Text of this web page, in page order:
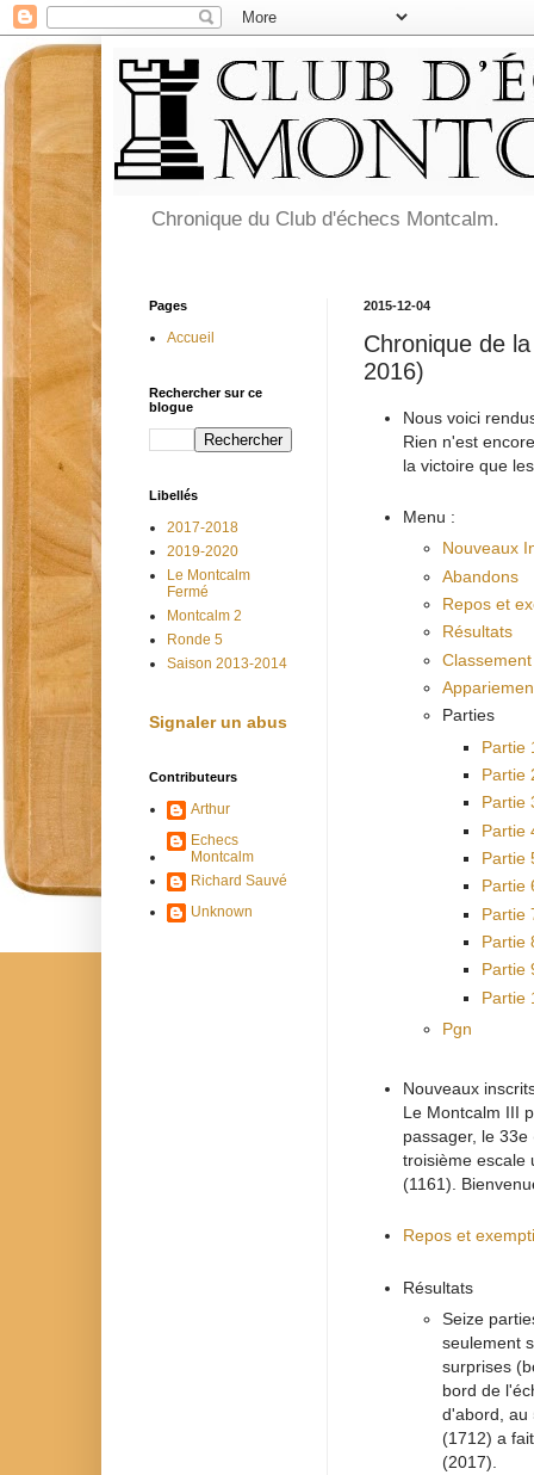
Chronique du Club d'échecs Montcalm.
2015-12-04
Chronique de
2016)
Nous voici
Rien n'est
la victoire que
Menu :
Nouveaux
Abandons
Repos et
Résultats
Classement
Parties
Partie
Partie
Partie
Partie
Partie
Partie
Partie
Partie
Partie
Partie
Pgn
Nouveaux
Le Montcalm III
passager, le
troisième escale
(1161).
Repos et
Résultats
Seize
seulement
surprises
bord de
d'abord, au
(1712) a
(2017).
Pages
Accueil
Rechercher sur ce
blogue
Libellés
2017-2018
2019-2020
Le Montcalm
Fermé
Montcalm 2
Ronde 5
Saison 2013-2014
Signaler un abus
Contributeurs
Arthur
Echecs
Montcalm
Richard Sauvé
Unknown